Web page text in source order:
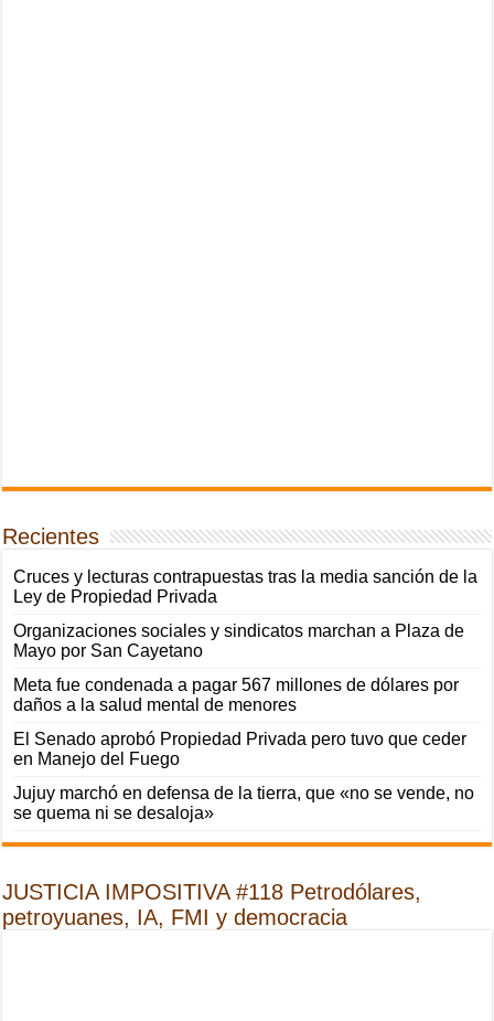
Recientes
Cruces y lecturas contrapuestas tras la media sanción de la
Ley de Propiedad Privada
Organizaciones sociales y sindicatos marchan a Plaza de
Mayo por San Cayetano
Meta fue condenada a pagar 567 millones de dólares por
daños a la salud mental de menores
El Senado aprobó Propiedad Privada pero tuvo que ceder
en Manejo del Fuego
Jujuy marchó en defensa de la tierra, que «no se vende, no
se quema ni se desaloja»
JUSTICIA IMPOSITIVA #118 Petrodólares,
petroyuanes, IA, FMI y democracia